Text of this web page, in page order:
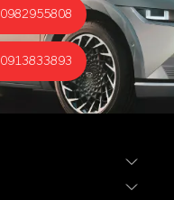
0982955808
0913833893